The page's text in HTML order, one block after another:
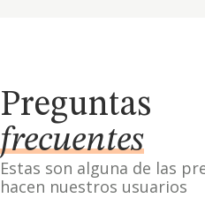
Preguntas
frecuentes
Estas son alguna de las
hacen nuestros usuarios